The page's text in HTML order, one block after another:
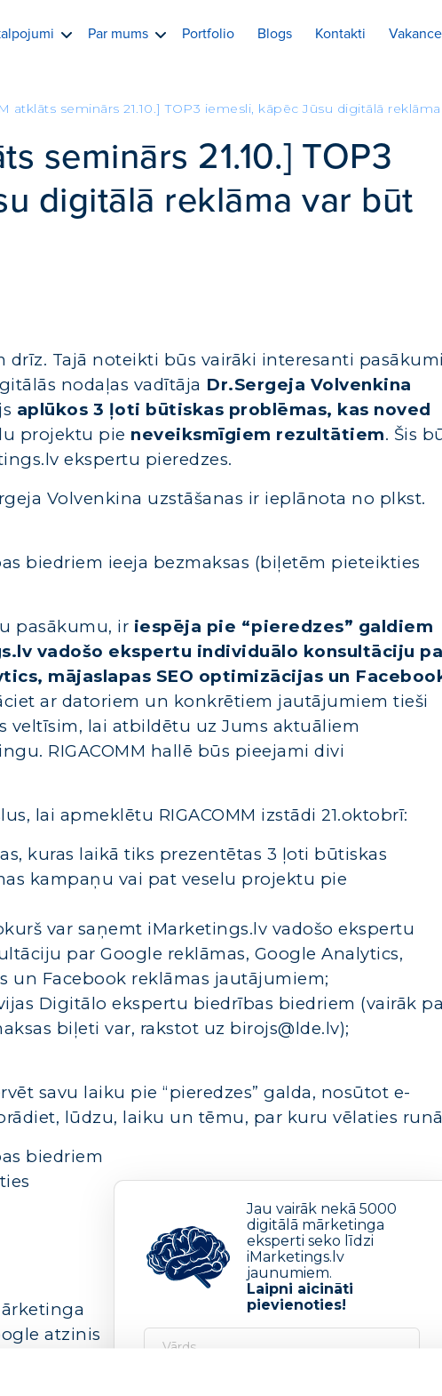
Par mums Portfolio Blogs Kontakti
atklāts seminārs 21.10.] TOP3 iemesli, kāpēc Jūsu digitālā
seminārs 21.10.] TOP3
digitālā reklāma var būt
drīz. Tajā noteikti būs vairāki interesanti
nodaļas vadītāja Dr.Sergeja Volvenkina
aplūkos 3 ļoti būtiskas problēmas, kas noved
projektu pie neveiksmīgiem rezultātiem. Šis
ekspertu pieredzes.
Volvenkina uzstāšanas ir ieplānota no plkst.
biedriem ieeja bezmaksas (biļetēm pieteikties
pasākumu, ir iespēja pie “pieredzes” galdiem
vadošo ekspertu individuālo konsultāciju
mājaslapas SEO optimizācijas un
ar datoriem un konkrētiem jautājumiem tieši
veltīsim, lai atbildētu uz Jums aktuāliem
RIGACOMM hallē būs pieejami divi
lai apmeklētu RIGACOMM izstādi 21.oktobrī:
kuras laikā tiks prezentētas 3 ļoti būtiskas
kampaņu vai pat veselu projektu pie
var saņemt iMarketings.lv vadošo ekspertu
par Google reklāmas, Google Analytics,
un Facebook reklāmas jautājumiem;
Digitālo ekspertu biedrības biedriem (vairāk
biļeti var, rakstot uz birojs@lde.lv);
savu laiku pie “pieredzes” galda, nosūtot e-
lūdzu, laiku un tēmu, par kuru vēlaties
Jau vairāk nekā 5000
digitālā mārketinga
eksperti seko līdzi
iMarketings.lv
jaunumiem.
Laipni aicināti
pievienoties!
biedriem
atzinis